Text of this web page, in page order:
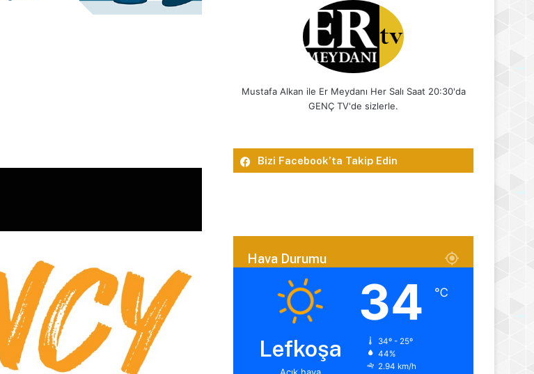
Mustafa Alkan ile Er Meydanı Her Salı Saat 20:30'da
GENÇ TV'de sizlerle.
Bizi Facebook’ta Takip Edin
Hava Durumu
Lefkoşa
34 ℃
34º - 25º
44%
2.94 km/h